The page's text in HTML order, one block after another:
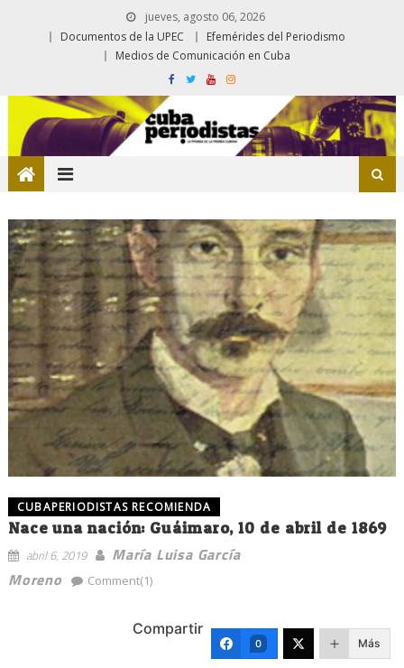
jueves, agosto 06, 2026
Documentos de la UPEC
Efemérides del Periodismo
Medios de Comunicación en Cuba
CUBAPERIODISTAS RECOMIENDA
Nace una nación: Guáimaro, 10 de abril de 1869
abril 6, 2019
María Luisa García
Moreno
Comment(1)
Compartir
0 Más